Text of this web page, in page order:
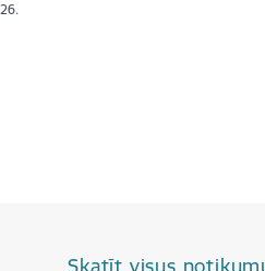
Skatīt visus